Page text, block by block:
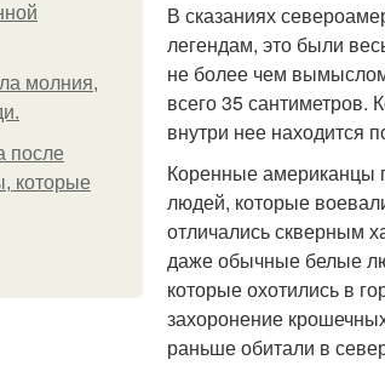
молния,
после
которые
В сказаниях
легендам, это были
не более чем
всего 35 сантиметров.
внутри нее находится
Коренные американцы
людей, которые
отличались скверным
даже обычные белые
которые охотились в
захоронение
раньше обитали в